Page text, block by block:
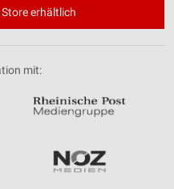
erhältlich
mit: